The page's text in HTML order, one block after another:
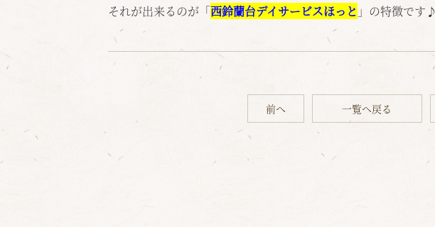
それが出来るのが「西鈴蘭台デイサービスほっと 」の特徴です♪
前へ 一覧へ戻る